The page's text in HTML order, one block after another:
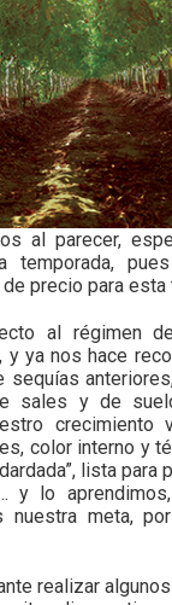
al parecer,
temporada,
precio para esta
al régimen
y ya nos hace
sequías
sales y de
crecimiento
color interno y
lista para
y lo
nuestra meta,
realizar